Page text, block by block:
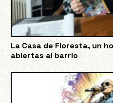
La Casa de Floresta, un
abiertas al barrio